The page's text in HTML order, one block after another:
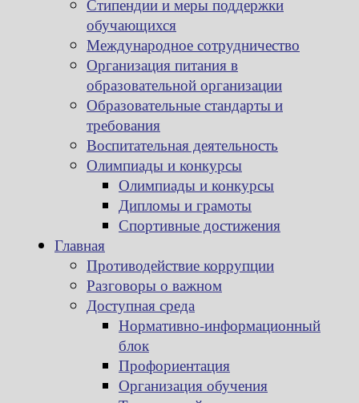
Стипендии и меры поддержки
обучающихся
Международное сотрудничество
Организация питания в
образовательной организации
Образовательные стандарты и
требования
Воспитательная деятельность
Олимпиады и конкурсы
Олимпиады и конкурсы
Дипломы и грамоты
Спортивные достижения
Главная
Противодействие коррупции
Разговоры о важном
Доступная среда
Нормативно-информационный
блок
Профориентация
Организация обучения